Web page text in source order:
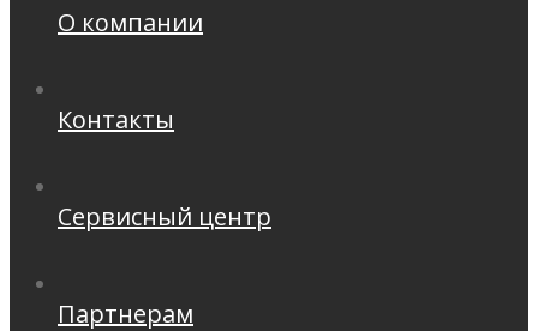
О компании
Контакты
Сервисный центр
Партнерам